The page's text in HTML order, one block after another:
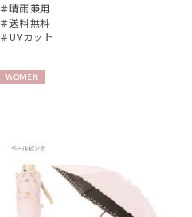
＃晴雨兼用
＃送料無料
＃UVカット